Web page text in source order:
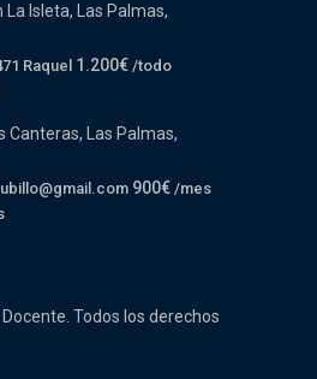
La Isleta, Las Palmas,
Raquel 1.200€ /todo
Canteras, Las Palmas,
900€ /mes
Todos los derechos